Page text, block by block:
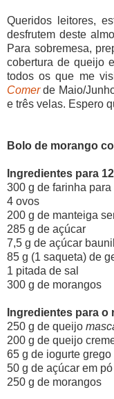
Queridos leitores,
desfrutem deste
Para sobremesa,
cobertura de queijo
todos os que me
Comerde Maio/
e três velas. Espero
Bolo de morango
Ingredientes para
300 g de farinha para
4 ovos
200 g de manteiga
285 g de açúcar
7,5 g de açúcar
85 g (1 saqueta) de
1 pitada de sal
300 g de morangos
Ingredientes para
250 g de queijo
200 g de queijo
65 g de iogurte grego
50 g de açúcar em pó
250 g de morangos